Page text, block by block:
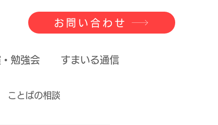
お問い合わせ
勉強会 すまいる通信
ことばの相談